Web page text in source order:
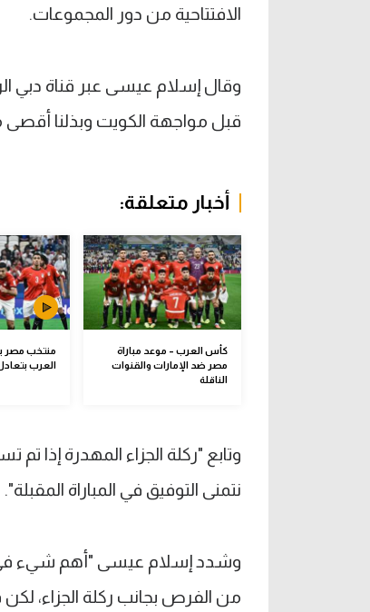
الافتتاحية من دور المجموعات.
وقال إسلام عيسى عبر قناة دبي
قبل مواجهة الكويت وبذلنا أقصى
أخبار متعلقة:
كأس العرب – موعد مباراة
مصر ضد الإمارات والقنوات
الناقلة
منتخب مصر
العرب
وتابع "ركلة الجزاء المهدرة إذا تم
نتمنى التوفيق في المباراة المقبلة".
وشدد إسلام عيسى "أهم شيء في
من الفرص بجانب ركلة الجزاء، لكن